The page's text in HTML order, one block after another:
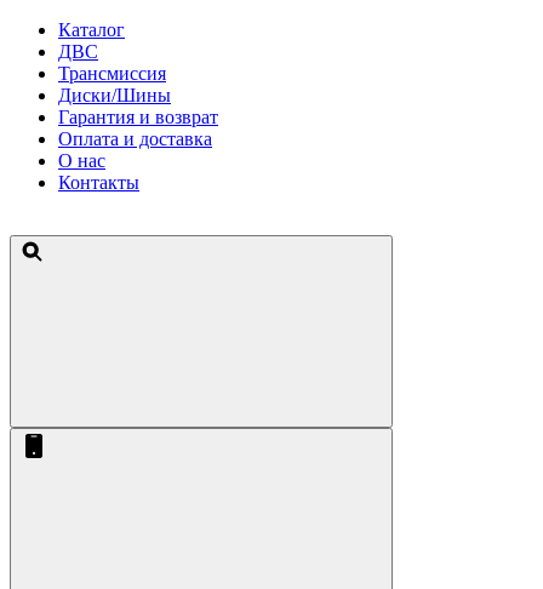
Каталог
ДВС
Трансмиссия
Диски/Шины
Гарантия и возврат
Оплата и доставка
О нас
Контакты